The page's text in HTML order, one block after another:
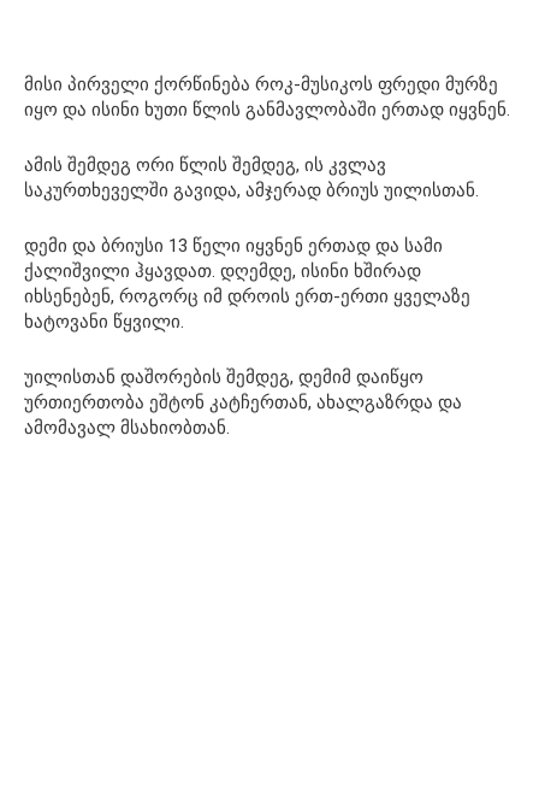
მისი პირველი ქორწინება როკ-მუსიკოს ფრედი მურზე
იყო და ისინი ხუთი წლის განმავლობაში ერთად იყვნენ.
ამის შემდეგ ორი წლის შემდეგ, ის კვლავ
საკურთხეველში გავიდა, ამჯერად ბრიუს უილისთან.
დემი და ბრიუსი 13 წელი იყვნენ ერთად და სამი
ქალიშვილი ჰყავდათ. დღემდე, ისინი ხშირად
იხსენებენ, როგორც იმ დროის ერთ-ერთი ყველაზე
ხატოვანი წყვილი.
უილისთან დაშორების შემდეგ, დემიმ დაიწყო
ურთიერთობა ეშტონ კატჩერთან, ახალგაზრდა და
ამომავალ მსახიობთან.